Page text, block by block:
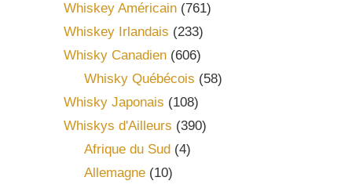
Whiskey Américain (761)
Whiskey Irlandais (233)
Whisky Canadien (606)
Whisky Québécois (58)
Whisky Japonais (108)
Whiskys d'Ailleurs (390)
Afrique du Sud (4)
Allemagne(10)